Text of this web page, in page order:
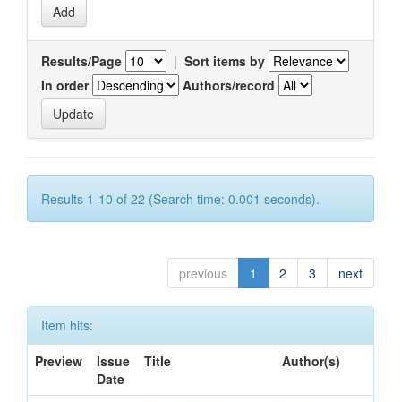
Results/Page | Sort items by
In order
Authors/record
Results 1-10 of 22 (Search time: 0.001 seconds).
previous 1 2 3 next
Item hits:
Preview
Issue
Date
Title Author(s)